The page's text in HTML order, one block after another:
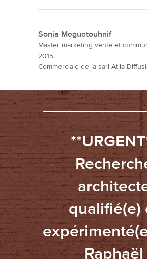
Sonia Meguetouhnif
Master marketing vente et
2015
Commerciale de la sarl Atila
qualifié(e)
Raphaël